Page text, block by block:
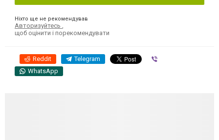
Ніхто ще не рекомендував
Авторизуйтесь ,
щоб оцінити і порекомендувати
Reddit Telegram
WhatsApp